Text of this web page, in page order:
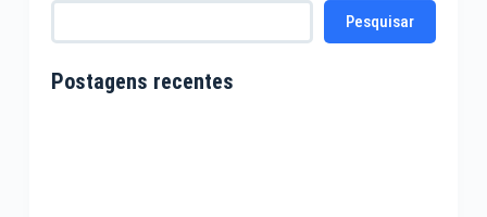
Pesquisar
Postagens recentes